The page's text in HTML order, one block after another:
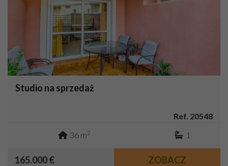
Studio na sprzedaż
Ref. 20548
36 m2 1
165.000 € ZOBACZ